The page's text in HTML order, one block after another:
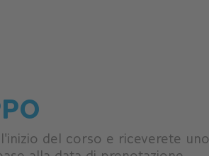
del corso e riceverete uno